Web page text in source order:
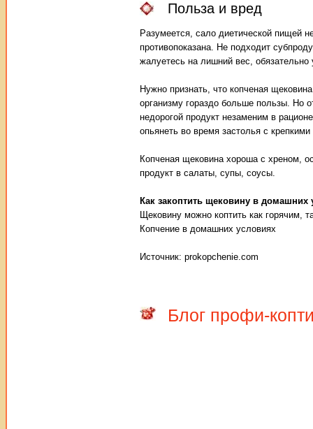
Польза и вред
Разумеется, сало диетической
противопоказана. Не подходит
жалуетесь на лишний вес, обязательно
Нужно признать, что копченая
организму гораздо больше пользы. Но
недорогой продукт незаменим в
опьянеть во время застолья с
Копченая щековина хороша с хреном,
продукт в салаты, супы, соусы.
Как закоптить щековину в домашних
Щековину можно коптить как горячим,
Копчение в домашних условиях
Источник: prokopchenie.com
Блог профи-